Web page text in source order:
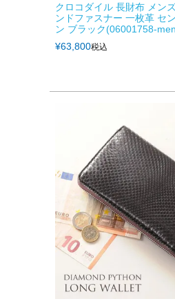
クロコダイル 長財布 メン
ンドファスナー 一枚革 セ
ン ブラック(06001758-
¥63,800税込